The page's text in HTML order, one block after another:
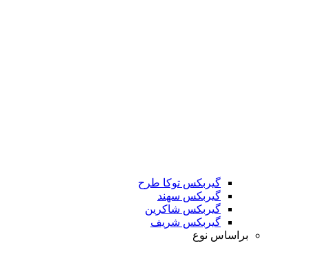
گیربکس توکا طرح
گیربکس سهند
گیربکس شاکرین
گیربکس شریف
براساس نوع